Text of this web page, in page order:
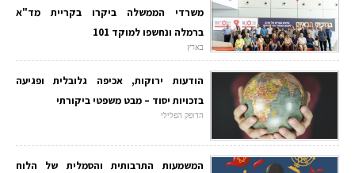
משרדי הממשלה ביקרו בקריית מד"א
ברמלה ונחשפו למוקד 101
בארץ
הודעות ירוקות, אכיפה גלובלית ופגיעה
בזכויות יסוד – מבט משפטי ביקורתי
הדופק הפלילי
המשמעות התרבותית והסמלית של הלוח